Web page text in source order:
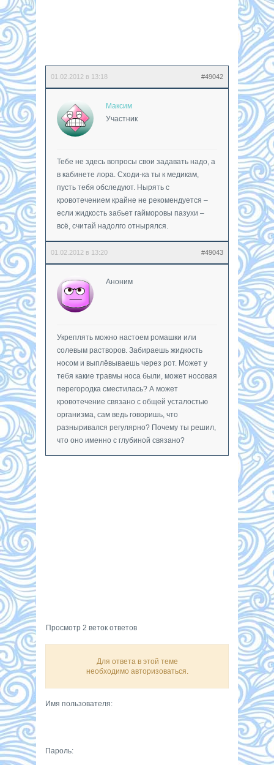
01.02.2012 в 13:18 #49042
Максим
Участник
Тебе не здесь вопросы свои задавать надо, а
в кабинете лора. Сходи-ка ты к медикам,
пусть тебя обследуют. Нырять с
кровотечением крайне не рекомендуется –
если жидкость забьет гайморовы пазухи –
всё, считай надолго отнырялся.
01.02.2012 в 13:20 #49043
Аноним
Укреплять можно настоем ромашки или
солевым растворов. Забираешь жидкость
носом и выплёвываешь через рот. Может у
тебя какие травмы носа были, может носовая
перегородка сместилась? А может
кровотечение связано с общей усталостью
организма, сам ведь говоришь, что
разныривался регулярно? Почему ты решил,
что оно именно с глубиной связано?
Просмотр 2 веток ответов
Для ответа в этой теме
необходимо авторизоваться.
Имя пользователя:
Пароль: